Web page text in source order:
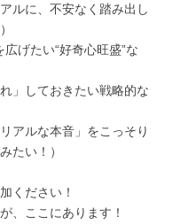
ルに、不安なく踏み出し
げたい“好奇心旺盛”な
」しておきたい戦略的な
アルな本音」をこっそり
たい！）
ください！
、ここにあります！